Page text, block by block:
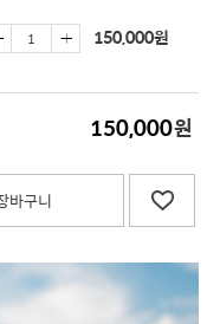
150,000원
150,000원
바구니